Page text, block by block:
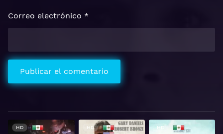
Correo electrónico *
HD HD HD